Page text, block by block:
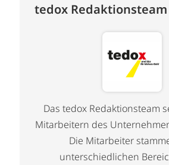
tedox Redaktionsteam
Das tedox Redaktionsteam
Mitarbeitern des
Die Mitarbeiter
unterschiedlichen